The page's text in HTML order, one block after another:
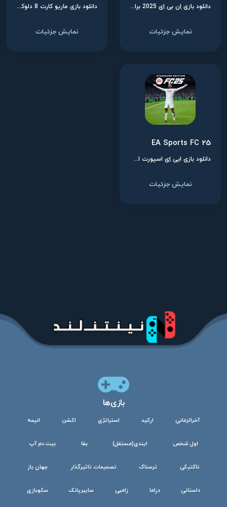
دانلود بازی اِن بی اِی 2025 برای نینتندو سوییچ
نمایش جزئیات
دانلود بازی ماریو کارت 8 دلوکس برای نینتندو سوییچ
نمایش جزئیات
EA Sports FC 25
دانلود بازی ایی اِی اسپورت اف سی 25 برای نینتندو سوییچ
نمایش جزئیات
بازی‌ها
آخرالزمانی ارکید استراتژی اکشن انیمه
اول شخص ایندی(مستقل) بقا بیت دم آپ
تاکتیکی ترسناک تصمیمات تاثیرگذار جهان باز
داستانی دراما زامبی سایبرپانک سکوبازی